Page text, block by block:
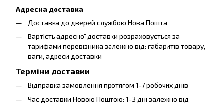
Адресна доставка
Доставка до дверей службою Нова Пошта
Вартість адресної доставки розраховується за
тарифами перевізника залежно від: габаритів товару,
ваги, адреси доставки
Терміни доставки
Відправка замовлення протягом 1-7 робочих днів
Час доставки Новою Поштою: 1-3 дні залежно від